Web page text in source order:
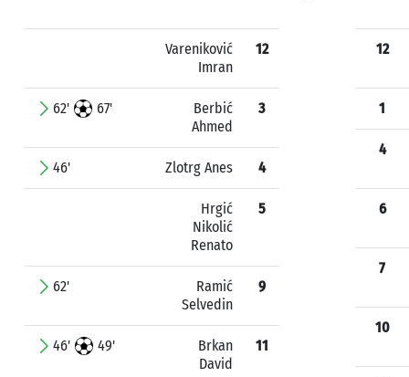
Vareniković
Imran
12
62' 67'
Berbić
Ahmed
3
46' Zlotrg Anes 4
Hrgić
Nikolić
Renato
5
62'
Ramić
Selvedin
9
46' 49'
Brkan
David
11
12
1
4
6
7
10